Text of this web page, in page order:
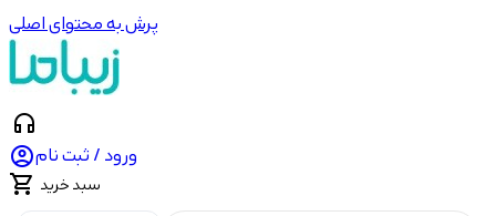
پرش به محتوای اصلی
headphones
ورود / ثبت نام
 سبد خرید